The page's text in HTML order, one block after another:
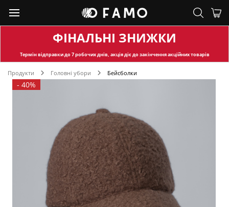
ФІНАЛЬНІ ЗНИЖКИ
Термін відправкидо 7 робочих днів, акція діє до закінчення акційних товарів
Продукти Головні убори Бейсболки
- 40%